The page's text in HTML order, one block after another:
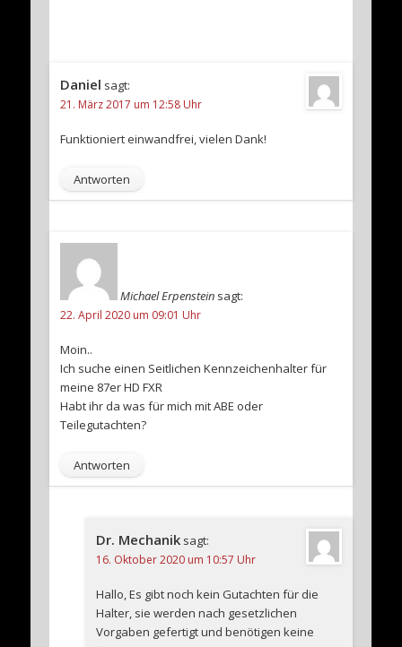
Daniel sagt:
21. März 2017 um 12:58 Uhr
Funktioniert einwandfrei, vielen Dank!
Antworten
Michael Erpenstein sagt:
22. April 2020 um 09:01 Uhr
Moin..
Ich suche einen Seitlichen Kennzeichenhalter für
meine 87er HD FXR
Habt ihr da was für mich mit ABE oder
Teilegutachten?
Antworten
Dr. Mechanik sagt:
16. Oktober 2020 um 10:57 Uhr
Hallo, Es gibt noch kein Gutachten für die
Halter, sie werden nach gesetzlichen
Vorgaben gefertigt und benötigen keine